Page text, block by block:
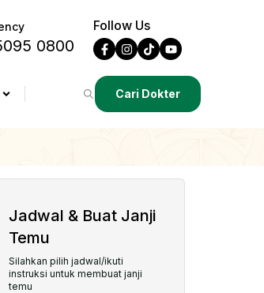
0800
Follow Us
Cari Dokter
Jadwal & Buat Janji
Temu
Silahkan pilih jadwal/ikuti
instruksi untuk membuat janji
temu